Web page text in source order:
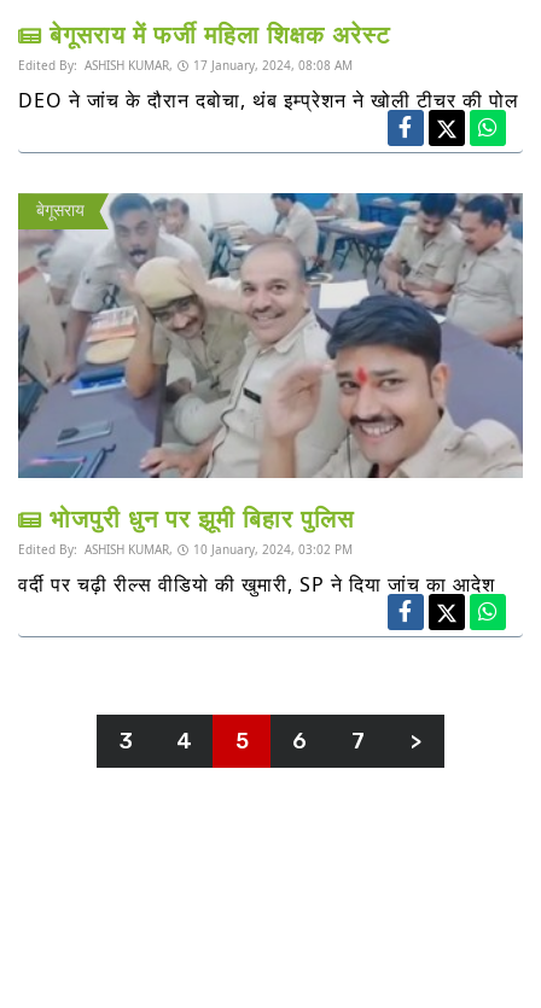
बेगूसराय में फर्जी महिला शिक्षक अरेस्ट
Edited By: ASHISH KUMAR, 17 January, 2024, 08:08 AM
DEO ने जांच के दौरान दबोचा, थंब इम्प्रेशन ने खोली टीचर की पोल
बेगूसराय
भोजपुरी धुन पर झूमी बिहार पुलिस
Edited By: ASHISH KUMAR, 10 January, 2024, 03:02 PM
वर्दी पर चढ़ी रील्स वीडियो की खुमारी, SP ने दिया जांच का आदेश
3 4 5 6 7 >